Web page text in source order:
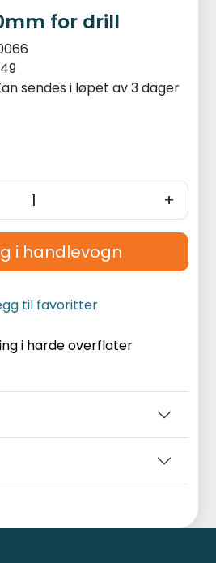
for drill
sendes i løpet av 3 dager
+
i handlevogn
til favoritter
i harde overflater